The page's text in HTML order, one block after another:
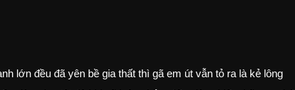
lớn đều đã yên bề gia thất thì gã em út vẫn tỏ ra là kẻ lông